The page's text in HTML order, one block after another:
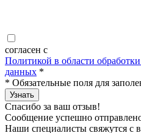
согласен с
Политикой в области
данных *
* Обязательные поля для
Узнать
Спасибо за ваш отзыв!
Сообщение успешно
Наши специалисты свяжутся с